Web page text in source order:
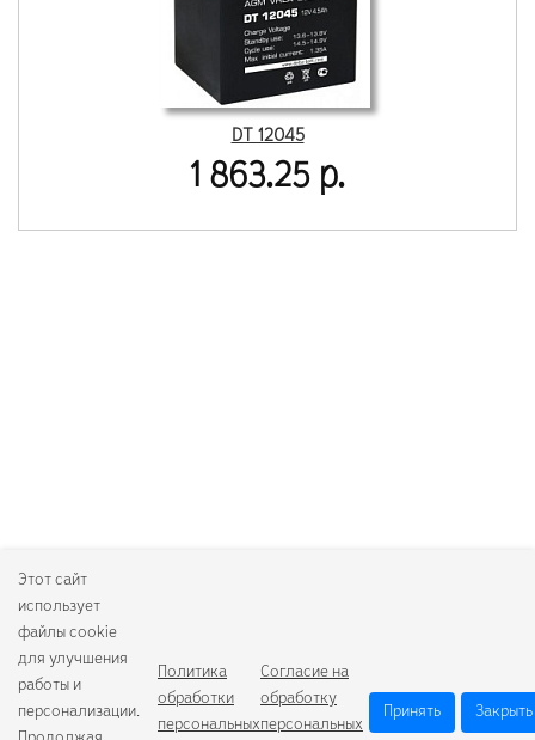
DT 12045
1 863.25 р.
Этот сайт
использует
файлы cookie
для улучшения
работы и
персонализации.
Политика
обработки
персональных
Согласие на
обработку
персональных
Принять Закрыть